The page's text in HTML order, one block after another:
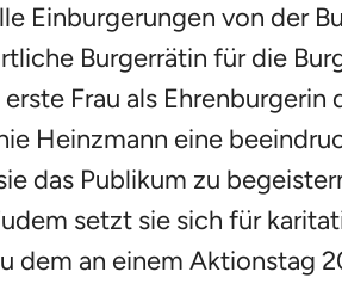
Einburgerungen von der
Burgerrätin für die
Frau als
Heinzmann eine
das Publikum zu
setzt sie sich für
dem an einem Aktionstag